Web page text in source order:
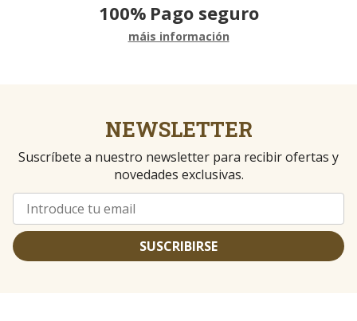
100% Pago seguro
máis información
NEWSLETTER
Suscríbete a nuestro newsletter para recibir ofertas y
novedades exclusivas.
SUSCRIBIRSE